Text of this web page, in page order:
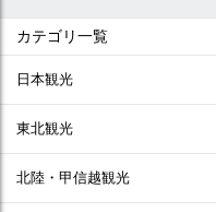
カテゴリ一覧
日本観光
東北観光
北陸・甲信越観光